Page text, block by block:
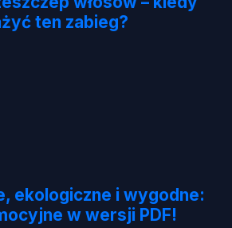
ten zabieg?
ekologiczne i wygodne:
w wersji PDF!